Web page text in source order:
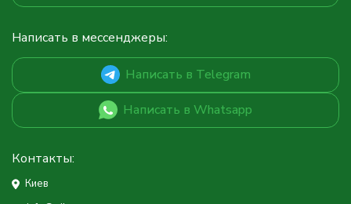
Написать в мессенджеры:
Написать в Telegram
Написать в Whatsapp
Контакты:
Киев